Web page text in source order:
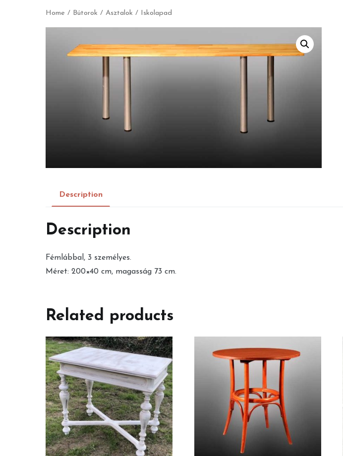
Home / Bútorok / Asztalok / Iskolapad
Description
Description
Fémlábbal, 3 személyes.
Méret: 200×40 cm, magasság 73 cm.
Related products